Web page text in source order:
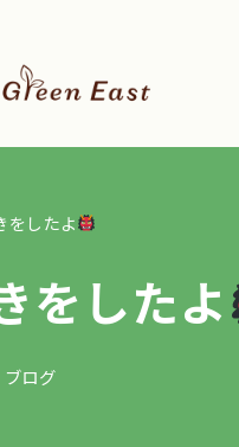
をしたよ
をしたよ
ブログ